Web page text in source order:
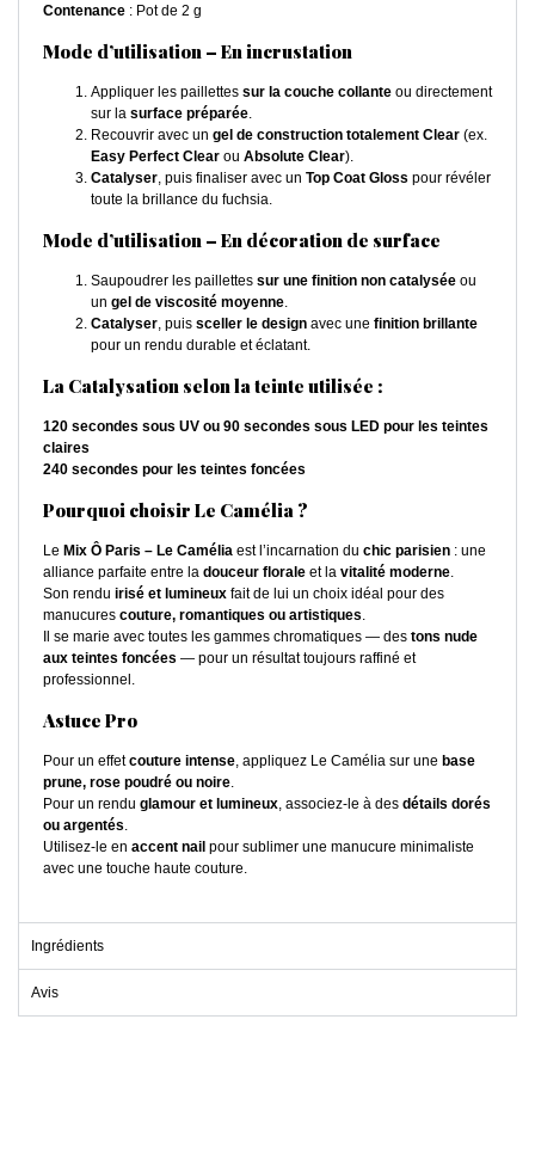
Contenance : Pot de 2 g
Mode d’utilisation – En incrustation
Appliquer les paillettes sur la couche collante ou directement
sur la surface préparée.
Recouvrir avec un gel de construction totalement Clear (ex.
Easy Perfect Clear ou Absolute Clear).
Catalyser, puis finaliser avec un Top Coat Gloss pour révéler
toute la brillance du fuchsia.
Mode d’utilisation – En décoration de surface
Saupoudrer les paillettes sur une finition non catalysée ou
un gel de viscosité moyenne.
Catalyser, puis sceller le design avec une finition brillante
pour un rendu durable et éclatant.
La Catalysation selon la teinte utilisée :
120 secondes sous UV ou 90 secondes sous LED pour les teintes
claires
240 secondes pour les teintes foncées
Pourquoi choisir Le Camélia ?
Le Mix Ô Paris – Le Camélia est l’incarnation du chic parisien : une
alliance parfaite entre la douceur florale et la vitalité moderne.
Son rendu irisé et lumineux fait de lui un choix idéal pour des
manucures couture, romantiques ou artistiques.
Il se marie avec toutes les gammes chromatiques — des tons nude
aux teintes foncées — pour un résultat toujours raffiné et
professionnel.
Astuce Pro
Pour un effetcouture intense, appliquez Le Camélia sur une base
prune, rose poudré ou noire.
Pour un rendu glamour et lumineux, associez-le à des détails dorés
ou argentés.
Utilisez-le en accent nail pour sublimer une manucure minimaliste
avec une touche haute couture.
Ingrédients
Avis